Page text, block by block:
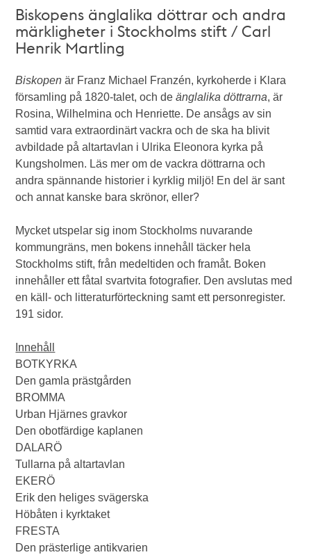
Biskopens änglalika döttrar och andra
märkligheter i Stockholms stift / Carl
Henrik Martling
Biskopen är Franz Michael Franzén, kyrkoherde i Klara
församling på 1820-talet, och deänglalika döttrarna, är
Rosina, Wilhelmina och Henriette. De ansågs av sin
samtid vara extraordinärt vackra och de ska ha blivit
avbildade på altartavlan i Ulrika Eleonora kyrka på
Kungsholmen. Läs mer om de vackra döttrarna och
andra spännande historier i kyrklig miljö! En del är sant
och annat kanske bara skrönor, eller?
Mycket utspelar sig inom Stockholms nuvarande
kommungräns, men bokens innehåll täcker hela
Stockholms stift, från medeltiden och framåt. Boken
innehåller ett fåtal svartvita fotografier. Den avslutas med
en käll- och litteraturförteckning samt ett personregister.
191 sidor.
Innehåll
BOTKYRKA
Den gamla prästgården
BROMMA
Urban Hjärnes gravkor
Den obotfärdige kaplanen
DALARÖ
Tullarna på altartavlan
EKERÖ
Erik den heliges svägerska
Höbåten i kyrktaket
FRESTA
Den prästerlige antikvarien